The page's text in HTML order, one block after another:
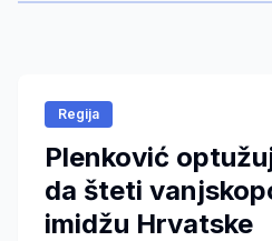
Regija
Plenković
da šteti
imidžu Hrvatske